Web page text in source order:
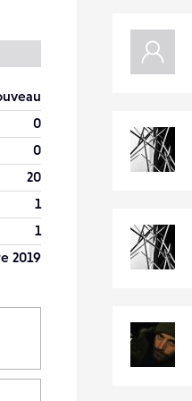
0
0
20
1
1
2019